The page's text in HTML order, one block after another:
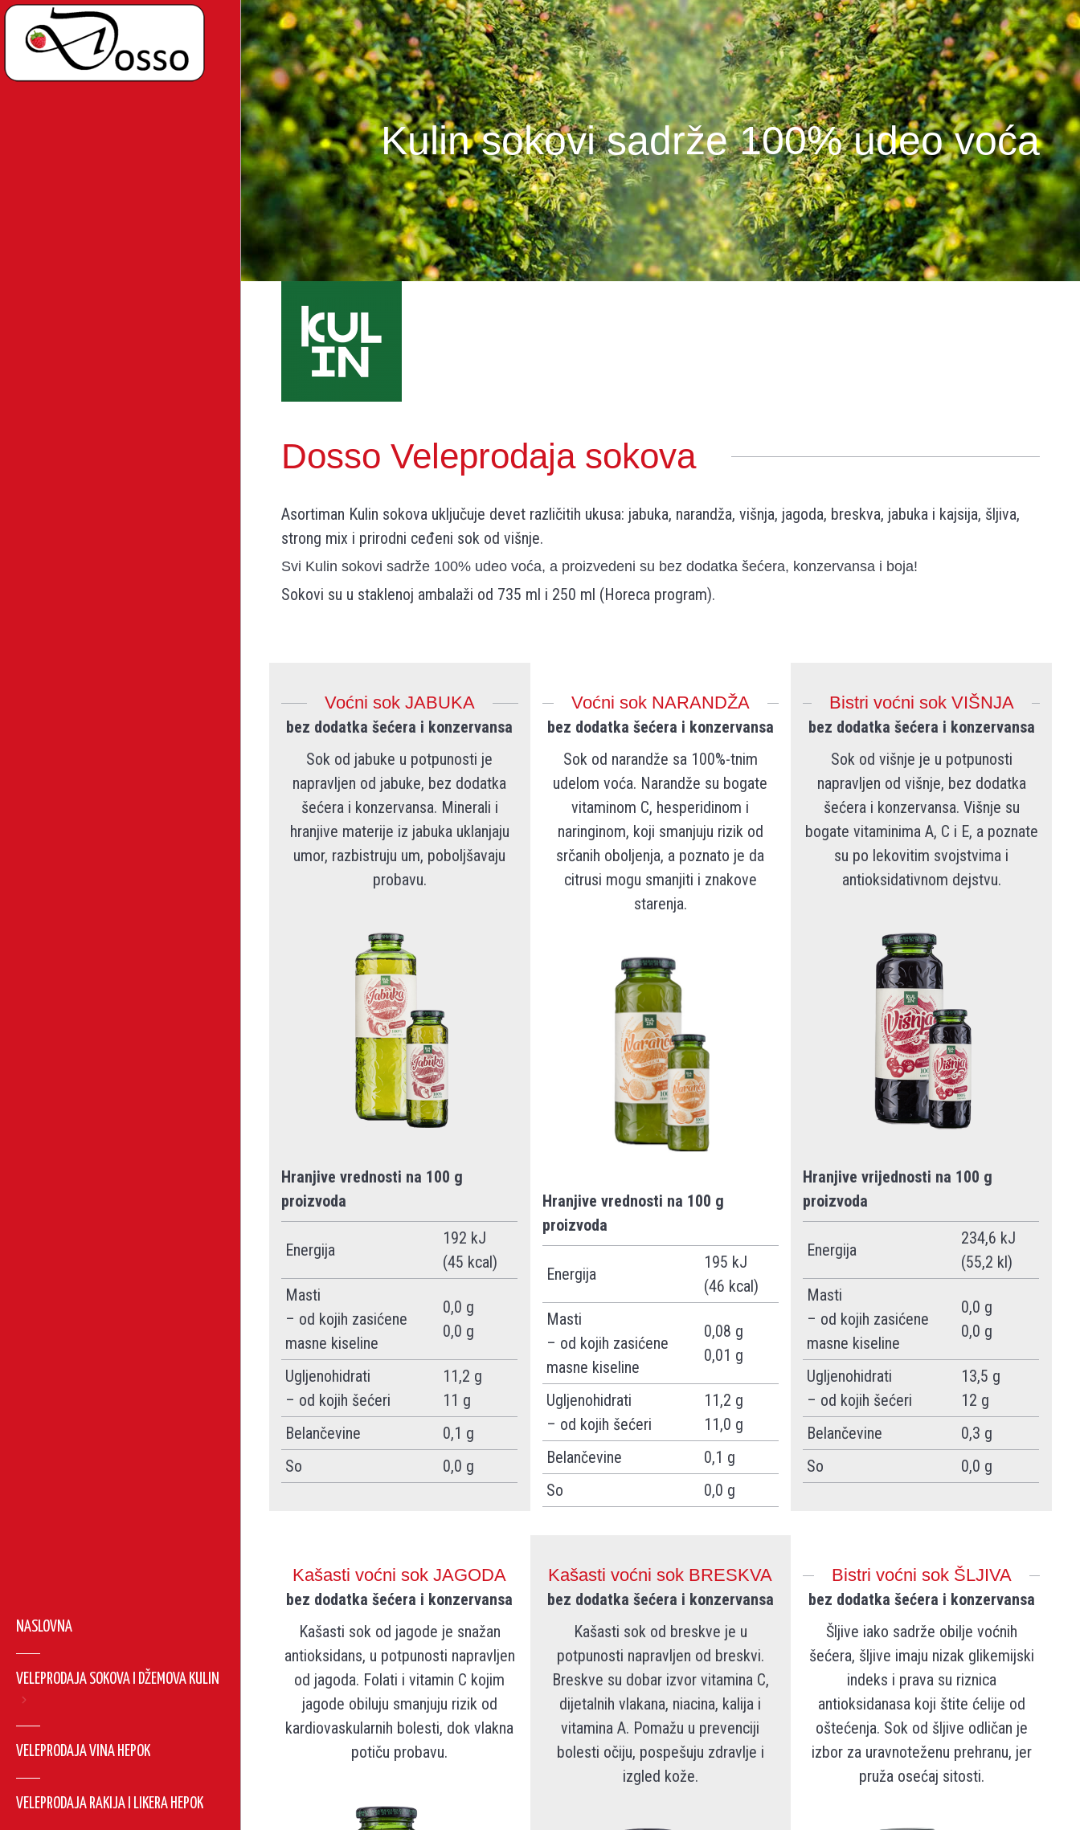
NASLOVNA
VELEPRODAJA SOKOVA I DŽEMOVA KULIN
VELEPRODAJA VINA HEPOK
VELEPRODAJA RAKIJA I LIKERA HEPOK
Kulin sokovi sadrže 100% udeo voća
Dosso Veleprodaja sokova
Asortiman Kulin sokova uključuje devet različitih ukusa: jabuka, narandža, višnja, jagoda, breskva, jabuka i kajsija, šljiva,
strong mix i prirodni ceđeni sok od višnje.
Svi Kulin sokovi sadrže 100% udeo voća, a proizvedeni su bez dodatka šećera, konzervansa i boja!
Sokovi su u staklenoj ambalaži od 735 ml i 250 ml (Horeca program).
Voćni sok JABUKA
bez dodatka šećera i konzervansa
Sok od jabuke u potpunosti je
napravljen od jabuke, bez dodatka
šećera i konzervansa. Minerali i
hranjive materije iz jabuka uklanjaju
umor, razbistruju um, poboljšavaju
probavu.
Hranjive vrednosti na 100 g
proizvoda
Energija
192 kJ
(45 kcal)
Masti
– od kojih zasićene
masne kiseline
0,0 g
0,0 g
Ugljenohidrati
– od kojih šećeri
11,2 g
11 g
Belančevine
0,1 g
So
0,0 g
Voćni sok NARANDŽA
bez dodatka šećera i konzervansa
Sok od narandže sa 100%-tnim
udelom voća. Narandže su bogate
vitaminom C, hesperidinom i
naringinom, koji smanjuju rizik od
srčanih oboljenja, a poznato je da
citrusi mogu smanjiti i znakove
starenja.
Hranjive vrednosti na 100 g
proizvoda
Energija
195 kJ
(46 kcal)
Masti
– od kojih zasićene
masne kiseline
0,08 g
0,01 g
Ugljenohidrati
– od kojih šećeri
11,2 g
11,0 g
Belančevine
0,1 g
So
0,0 g
Bistri voćni sok VIŠNJA
bez dodatka šećera i konzervansa
Sok od višnje je u potpunosti
napravljen od višnje, bez dodatka
šećera i konzervansa. Višnje su
bogate vitaminima A, C i E, a poznate
su po lekovitim svojstvima i
antioksidativnom dejstvu.
Hranjive vrijednosti na 100 g
proizvoda
Energija
234,6 kJ
(55,2 kl)
Masti
– od kojih zasićene
masne kiseline
0,0 g
0,0 g
Ugljenohidrati
– od kojih šećeri
13,5 g
12 g
Belančevine
0,3 g
So
0,0 g
Kašasti voćni sok JAGODA
bez dodatka šećera i konzervansa
Kašasti sok od jagode je snažan
antioksidans, u potpunosti napravljen
od jagoda. Folati i vitamin C kojim
jagode obiluju smanjuju rizik od
kardiovaskularnih bolesti, dok vlakna
potiču probavu.
Kašasti voćni sok BRESKVA
bez dodatka šećera i konzervansa
Kašasti sok od breskve je u
potpunosti napravljen od breskvi.
Breskve su dobar izvor vitamina C,
dijetalnih vlakana, niacina, kalija i
vitamina A. Pomažu u prevenciji
bolesti očiju, pospešuju zdravlje i
izgled kože.
Bistri voćni sok ŠLJIVA
bez dodatka šećera i konzervansa
Šljive iako sadrže obilje voćnih
šećera, šljive imaju nizak glikemijski
indeks i prava su riznica
antioksidanasa koji štite ćelije od
oštećenja. Sok od šljive odličan je
izbor za uravnoteženu prehranu, jer
pruža osećaj sitosti.